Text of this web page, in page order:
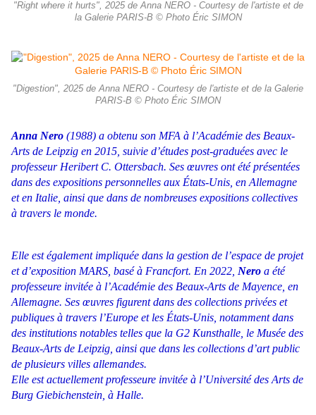
"Right where it hurts", 2025 de Anna NERO - Courtesy de l'artiste et de
la Galerie PARIS-B © Photo Éric SIMON
"Digestion", 2025 de Anna NERO - Courtesy de l'artiste et de la Galerie
PARIS-B © Photo Éric SIMON
Anna Nero (1988) a obtenu son MFA à l’Académie des Beaux-
Arts de Leipzig en 2015, suivie d’études post-graduées avec le
professeur Heribert C. Ottersbach. Ses œuvres ont été présentées
dans des expositions personnelles aux États-Unis, en Allemagne
et en Italie, ainsi que dans de nombreuses expositions collectives
à travers le monde.
Elle est également impliquée dans la gestion de l’espace de projet
et d’exposition MARS, basé à Francfort. En 2022, Nero a été
professeure invitée à l’Académie des Beaux-Arts de Mayence, en
Allemagne. Ses œuvres figurent dans des collections privées et
publiques à travers l’Europe et les États-Unis, notamment dans
des institutions notables telles que la G2 Kunsthalle, le Musée des
Beaux-Arts de Leipzig, ainsi que dans les collections d’art public
de plusieurs villes allemandes.
Elle est actuellement professeure invitée à l’Université des Arts de
Burg Giebichenstein, à Halle.